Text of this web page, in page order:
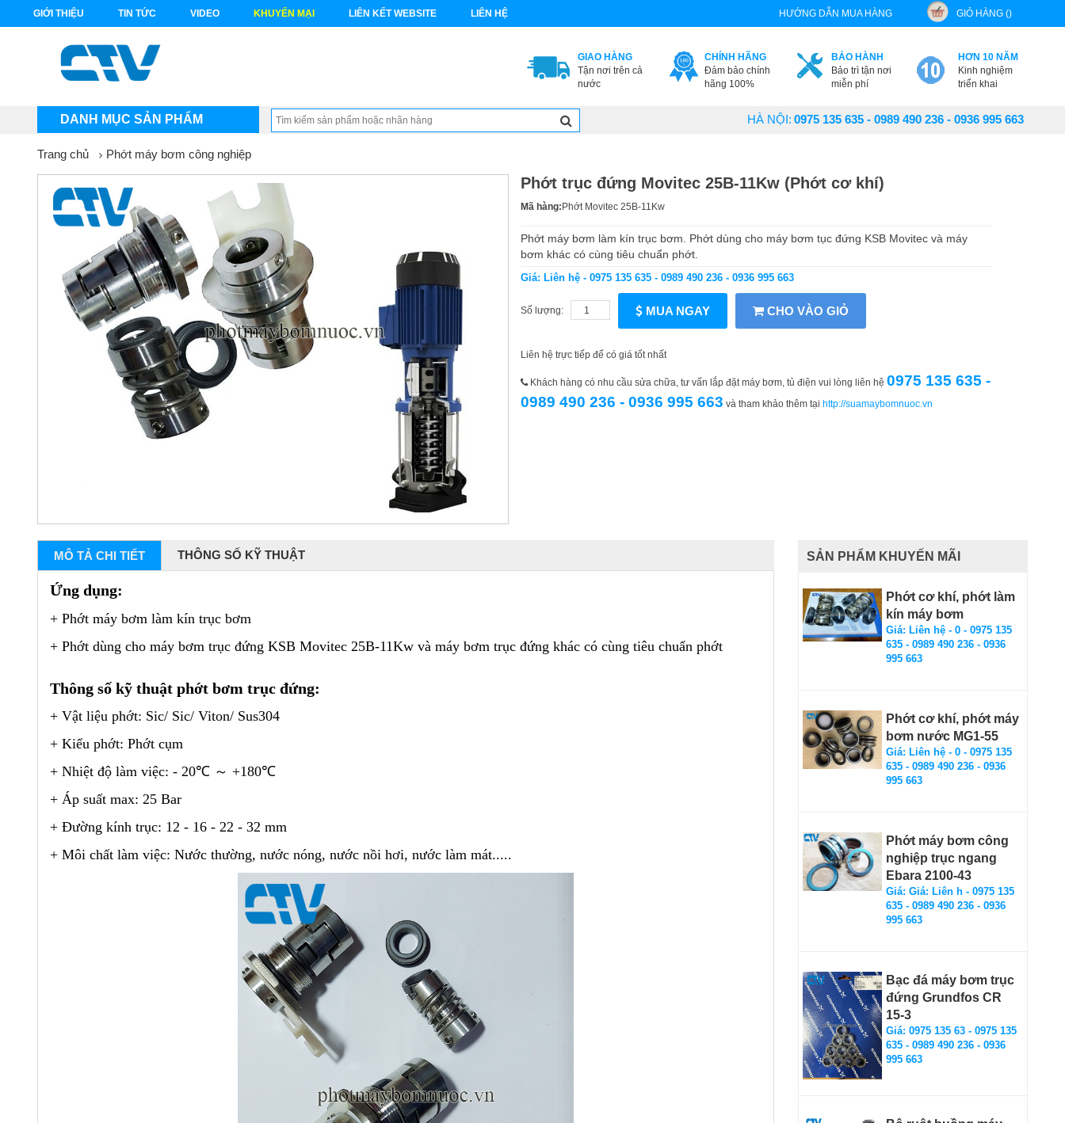
GIỚI THIỆU TIN TỨC VIDEO KHUYẾN MẠI LIÊN KẾT WEBSITE LIÊN HỆ HƯỚNG DẪN MUA HÀNG GIỎ HÀNG ()
GIAO HÀNG
Tận nơi trên cả
nước
CHÍNH HÃNG
Đảm bảo chính
hãng 100%
BẢO HÀNH
Bảo trì tận nơi
miễn phí
HƠN 10 NĂM
Kinh nghiệm
triển khai
DANH MỤC SẢN PHẨM HÀ NỘI: 0975 135 635 - 0989 490 236 - 0936 995 663
Trang chủ Phớt máy bơm công nghiệp
Phớt trục đứng Movitec 25B-11Kw (Phớt cơ khí)
Mã hàng: Phớt Movitec 25B-11Kw
Phớt máy bơm làm kín trục bơm. Phớt dùng cho máy bơm tục đứng KSB Movitec và máy
bơm khác có cùng tiêu chuẩn phớt.
Giá: Liên hệ - 0975 135 635 - 0989 490 236 - 0936 995 663
Số lượng: MUA NGAY CHO VÀO GIỎ
Liên hệ trực tiếp để có giá tốt nhất
Khách hàng có nhu cầu sửa chữa, tư vấn lắp đặt máy bơm, tủ điện vui lòng liên hệ 0975 135 635 -
0989 490 236 - 0936 995 663 và tham khảo thêm tại http://suamaybomnuoc.vn
MÔ TẢ CHI TIẾT THÔNG SỐ KỸ THUẬT
Ứng dụng:
+ Phớt máy bơm làm kín trục bơm
+ Phớt dùng cho máy bơm trục đứng KSB Movitec 25B-11Kw và máy bơm trục đứng khác có cùng tiêu chuẩn phớt
Thông số kỹ thuật phớt bơm trục đứng:
+ Vật liệu phớt: Sic/ Sic/ Viton/ Sus304
+ Kiểu phớt: Phớt cụm
+ Nhiệt độ làm việc: - 20℃ ～ +180℃
+ Áp suất max: 25 Bar
+ Đường kính trục: 12 - 16 - 22 - 32 mm
+ Môi chất làm việc: Nước thường, nước nóng, nước nồi hơi, nước làm mát.....
SẢN PHẨM KHUYẾN MÃI
Phớt cơ khí, phớt làm
kín máy bơm
Giá: Liên hệ - 0 - 0975 135
635 - 0989 490 236 - 0936
995 663
Phớt cơ khí, phớt máy
bơm nước MG1-55
Giá: Liên hệ - 0 - 0975 135
635 - 0989 490 236 - 0936
995 663
Phớt máy bơm công
nghiệp trục ngang
Ebara 2100-43
Giá: Giá: Liên h - 0975 135
635 - 0989 490 236 - 0936
995 663
Bạc đá máy bơm trục
đứng Grundfos CR
15-3
Giá: 0975 135 63 - 0975 135
635 - 0989 490 236 - 0936
995 663